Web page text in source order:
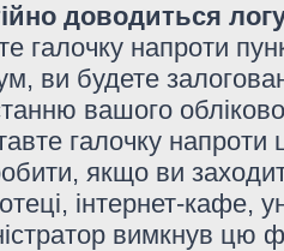
доводиться
галочку напроти
ви будете
вашого
галочку
якщо ви
інтернет-кафе,
вимкнув цю